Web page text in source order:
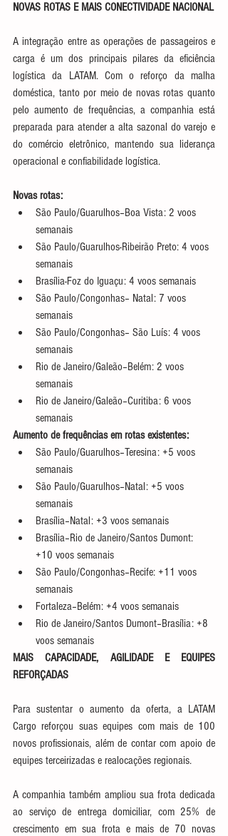
NOVAS ROTAS E MAIS CONECTIVIDADE NACIONAL
A integração entre as operações de passageiros e
carga é um dos principais pilares da eficiência
logística da LATAM. Com o reforço da malha
doméstica, tanto por meio de novas rotas quanto
pelo aumento de frequências, a companhia está
preparada para atender a alta sazonal do varejo e
do comércio eletrônico, mantendo sua liderança
operacional e confiabilidade logística.
Novas rotas:
São Paulo/Guarulhos–Boa Vista: 2 voos
semanais
São Paulo/Guarulhos-Ribeirão Preto: 4 voos
semanais
Brasília-Foz do Iguaçu: 4 voos semanais
São Paulo/Congonhas– Natal: 7 voos
semanais
São Paulo/Congonhas– São Luís: 4 voos
semanais
Rio de Janeiro/Galeão–Belém: 2 voos
semanais
Rio de Janeiro/Galeão–Curitiba: 6 voos
semanais
Aumento de frequências em rotas existentes:
São Paulo/Guarulhos–Teresina: +5 voos
semanais
São Paulo/Guarulhos–Natal: +5 voos
semanais
Brasília–Natal: +3 voos semanais
Brasília–Rio de Janeiro/Santos Dumont:
+10 voos semanais
São Paulo/Congonhas–Recife: +11 voos
semanais
Fortaleza–Belém: +4 voos semanais
Rio de Janeiro/Santos Dumont–Brasília: +8
voos semanais
MAIS CAPACIDADE, AGILIDADE E EQUIPES
REFORÇADAS
Para sustentar o aumento da oferta, a LATAM
Cargo reforçou suas equipes com mais de 100
novos profissionais, além de contar com apoio de
equipes terceirizadas e realocações regionais.
A companhia também ampliou sua frota dedicada
ao serviço de entrega domiciliar, com 25% de
crescimento em sua frota e mais de 70 novas